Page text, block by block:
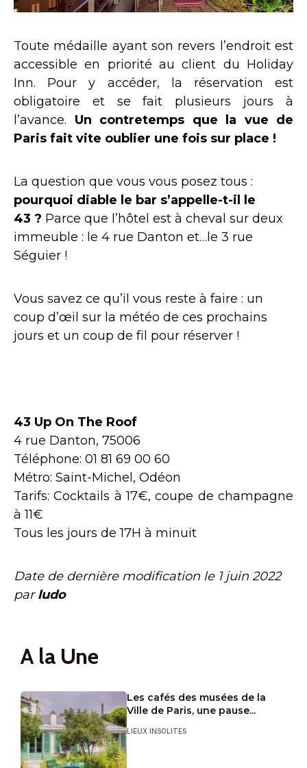
Toute médaille ayant son revers l’endroit est
accessible en priorité au client du Holiday
Inn. Pour y accéder, la réservation est
obligatoire et se fait plusieurs jours à
l’avance. Un contretemps que la vue de
Paris fait vite oublier une fois sur place !
La question que vous vous posez tous :
pourquoi diable le bar s’appelle-t-il le
43 ? Parce que l’hôtel est à cheval sur deux
immeuble : le 4 rue Danton et…le 3 rue
Séguier !
Vous savez ce qu’il vous reste à faire : un
coup d’œil sur la météo de ces prochains
jours et un coup de fil pour réserver !
43 Up On The Roof
4 rue Danton, 75006
Téléphone: 01 81 69 00 60
Métro: Saint-Michel, Odéon
Tarifs: Cocktails à 17€, coupe de champagne
à 11€
Tous les jours de 17H à minuit
Date de dernière modification le 1 juin 2022
parludo
A la Une
Les cafés des musées de la
Ville de Paris, une pause...
LIEUX INSOLITES